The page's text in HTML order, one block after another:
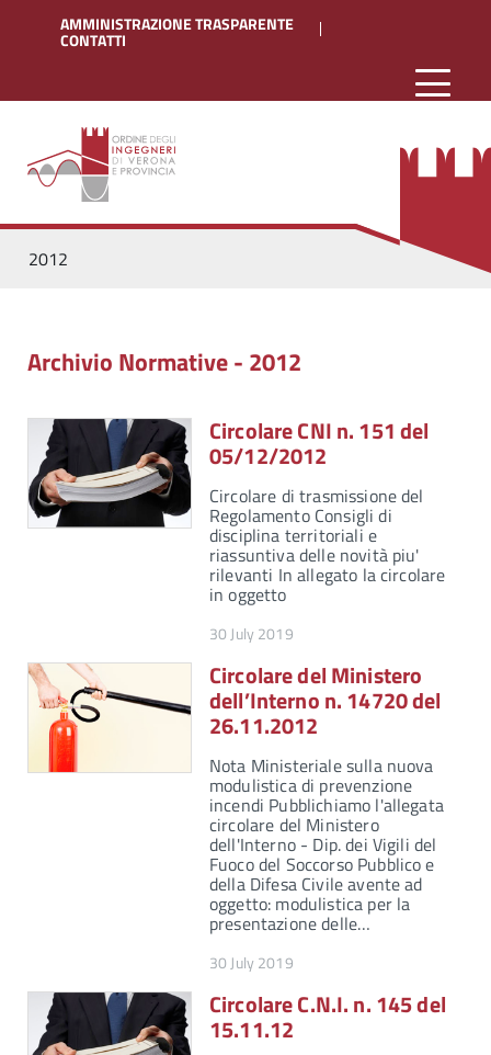
AMMINISTRAZIONE TRASPARENTE
CONTATTI
2012
Archivio Normative - 2012
Circolare CNI n. 151 del
05/12/2012
Circolare di trasmissione del
Regolamento Consigli di
disciplina territoriali e
riassuntiva delle novità piu'
rilevanti In allegato la circolare
in oggetto
30 July 2019
Circolare del Ministero
dell’Interno n. 14720 del
26.11.2012
Nota Ministeriale sulla nuova
modulistica di prevenzione
incendi Pubblichiamo l'allegata
circolare del Ministero
dell'Interno - Dip. dei Vigili del
Fuoco del Soccorso Pubblico e
della Difesa Civile avente ad
oggetto: modulistica per la
presentazione delle…
30 July 2019
Circolare C.N.I. n. 145 del
15.11.12